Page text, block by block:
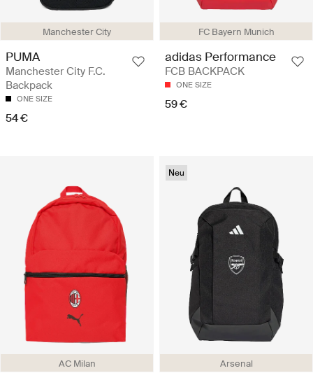
Manchester City
PUMA
Manchester City F.C.
Backpack
ONE SIZE
54 €
FC Bayern Munich
adidas Performance
FCB BACKPACK
ONE SIZE
59 €
AC Milan Arsenal
Neu